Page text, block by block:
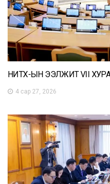
НИТХ-ЫН ЭЭЛЖИТ VII
4 сар 27, 2026